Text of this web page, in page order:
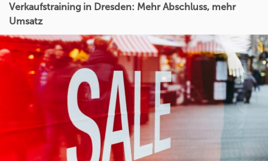
Verkaufstraining in Dresden: Mehr Abschluss, mehr
Umsatz